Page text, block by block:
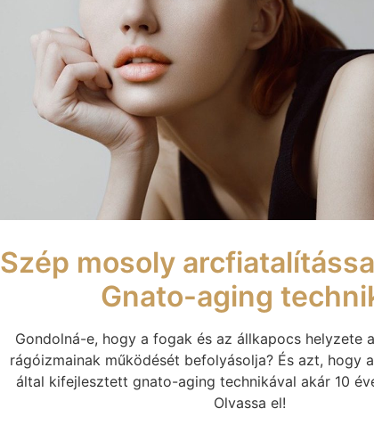
Szép mosoly
Gnato-aging
Gondolná-e, hogy a fogak és az állkapocs helyzete
rágóizmainak működését befolyásolja? És azt, hogy
által kifejlesztett gnato-aging technikával akár 10
Olvassa el!